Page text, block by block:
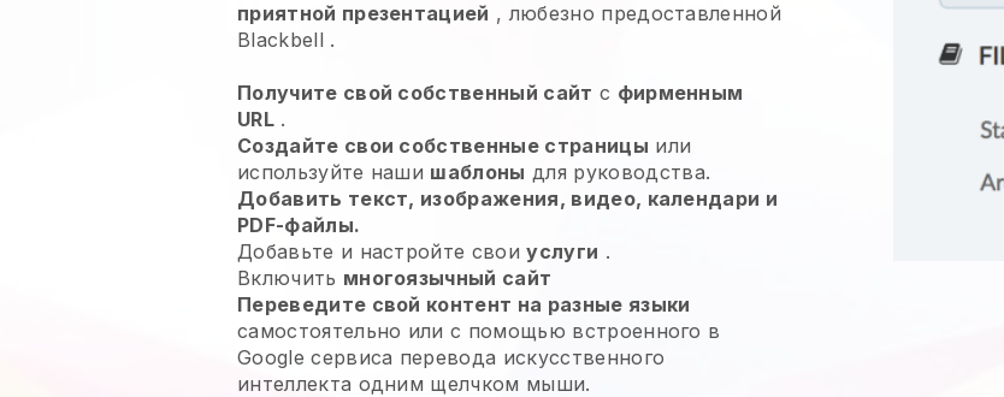
приятной презентацией , любезно предоставленной
Blackbell .
Получите свой собственный сайт с фирменным
URL.
Создайте свои собственные страницы или
используйте наши шаблоны для руководства.
Добавить текст, изображения, видео, календари и
PDF-файлы.
Добавьте и настройте своиуслуги .
Включить многоязычный сайт
Переведите свой контент на разные языки
самостоятельно или с помощью встроенного в
Google сервиса перевода искусственного
интеллекта одним щелчком мыши.